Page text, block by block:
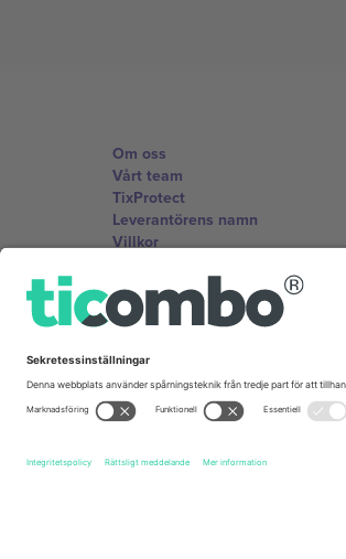
Om oss
Vårt team
TixProtect
Leverantörens namn
Villkor
Kontor och support